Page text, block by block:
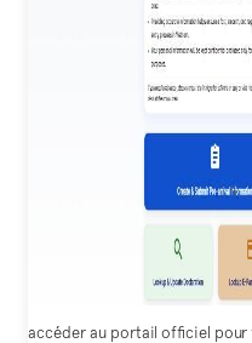
accéder au portail officiel pour